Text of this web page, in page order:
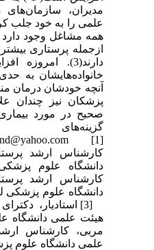
مدیران، سازمان‌های
همه مشاغل وجود دارد
ازجمله پرستاری
دارند(3). امروزه
خانواده‌هایشان به
آنچه خودشان درمان
پزشکان نیز چندان
صحیح در مورد بیماری
کارشناس ارشد
کارشناس ارشد
دانشگاه علوم پزشکی
[3] استادیار،
مربی، کارشناس
علمی دانشگاه علوم